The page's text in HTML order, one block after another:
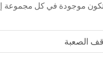
موجودة في كل مجموعة
الصعبة